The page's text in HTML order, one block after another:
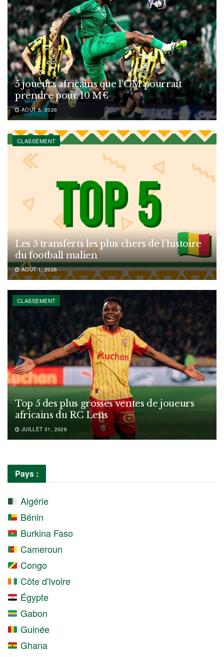
5 joueurs africains que l’OM pourrait
prendre pour 10 M€
AOÛT 5, 2026
CLASSEMENT
Les 5 transferts les plus chers de l’histoire
du football malien
AOÛT 1, 2026
CLASSEMENT
Top 5 des plus grosses ventes de joueurs
africains du RC Lens
JUILLET 31, 2026
Pays :
Algérie
Bénin
Burkina Faso
Cameroun
Congo
Côte d'Ivoire
Égypte
Gabon
Guinée
Ghana